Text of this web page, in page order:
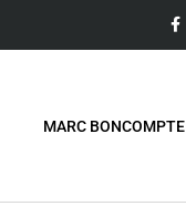
MARC BONCOMPTE